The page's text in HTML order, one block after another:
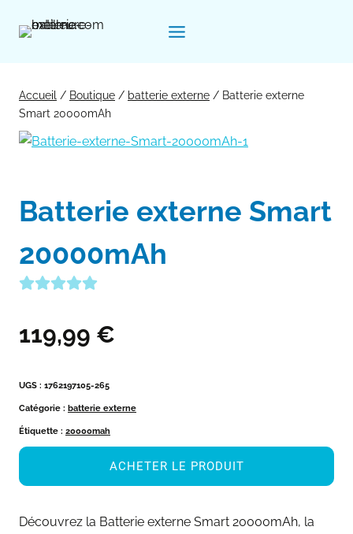
Accueil / Boutique / batterie externe / Batterie externe
Smart 20000mAh
Batterie externe Smart
20000mAh
119,99 €
UGS : 1762197105-265
Catégorie : batterie externe
Étiquette : 20000mah
ACHETER LE PRODUIT
Découvrez la Batterie externe Smart 20000mAh, la